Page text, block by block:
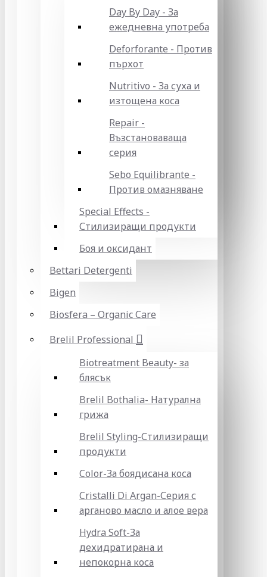
Day By Day - За
ежедневна употреба
Deforforante - Против
пърхот
Nutritivo - За суха и
изтощена коса
Repair -
Възстановаваща
серия
Sebo Equilibrante -
Против омазняване
Special Effects -
Стилизиращи продукти
Боя и оксидант
Bettari Detergenti
Bigen
Biosfera – Organic Care
Brelil Professional
Biotreatment Beauty- за
блясък
Brelil Bothalia- Натурална
грижа
Brelil Styling-Стилизиращи
продукти
Color-За боядисана коса
Cristalli Di Argan-Серия с
арганово масло и алое вера
Hydra Soft-За
дехидратирана и
непокорна коса